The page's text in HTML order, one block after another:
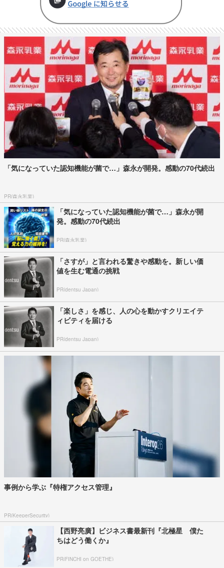
「気になっていた認知機能が菌で…」森永が開発。感動の70代続出
PR(森永乳業)
「気になっていた認知機能が菌で…」森永が開
発。感動の70代続出
PR(森永乳業)
「さすが」と言われる驚きや感動を。新しい価
値を生む電通の挑戦
PR(dentsu Japan)
「楽しさ」を感じ、人の心を動かすクリエイテ
ィビティを届ける
PR(dentsu Japan)
事例から学ぶ『特権アクセス管理』
PR(KeeperSecurity)
【西野亮廣】ビジネス書最新刊『北極星 僕た
ちはどう働くか』
PR(FINCHI on GOETHE)